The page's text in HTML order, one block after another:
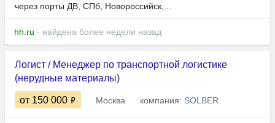
через порты ДВ, СПб, Новороссийск,...
hh.ru - найдена более недели назад
Логист / Менеджер по транспортной логистике
(нерудные материалы)
от 150 000 Москва компания: SOLBER